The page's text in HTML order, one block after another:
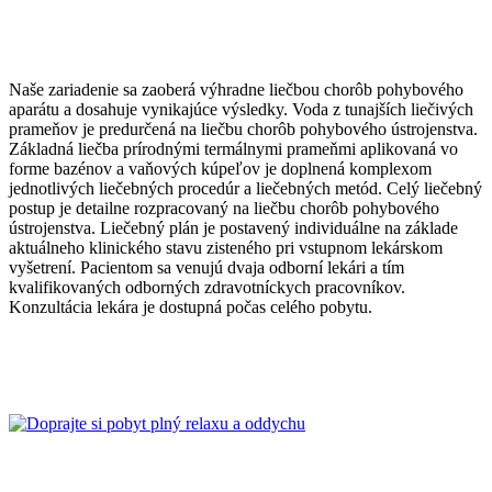
Naše zariadenie sa zaoberá výhradne liečbou chorôb pohybového
aparátu a dosahuje vynikajúce výsledky. Voda z tunajších liečivých
prameňov je predurčená na liečbu chorôb pohybového ústrojenstva.
Základná liečba prírodnými termálnymi prameňmi aplikovaná vo
forme bazénov a vaňových kúpeľov je doplnená komplexom
jednotlivých liečebných procedúr a liečebných metód. Celý liečebný
postup je detailne rozpracovaný na liečbu chorôb pohybového
ústrojenstva. Liečebný plán je postavený individuálne na základe
aktuálneho klinického stavu zisteného pri vstupnom lekárskom
vyšetrení. Pacientom sa venujú dvaja odborní lekári a tím
kvalifikovaných odborných zdravotníckych pracovníkov.
Konzultácia lekára je dostupná počas celého pobytu.